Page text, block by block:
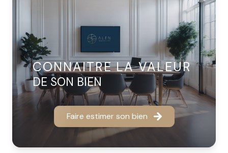
CONNAITRE LA VALEUR
DE SON BIEN
Faire estimer son bien